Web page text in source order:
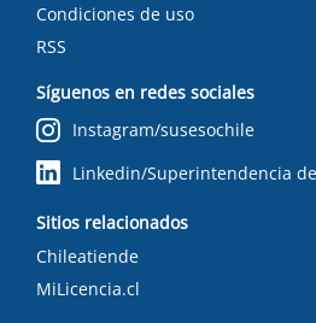
Condiciones de uso
RSS
Síguenos en redes sociales
Instagram/susesochile
Linkedin/Superintendencia
Sitios relacionados
Chileatiende
MiLicencia.cl